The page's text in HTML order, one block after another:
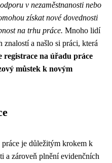
v nezaměstnanosti nebo
získat nové dovednosti
na trhu práce. Mnoho lidí
a našlo si práci, která
registrace na úřadu práce
můstek k novým
je důležitým krokem k
a zároveň plnění evidenčních